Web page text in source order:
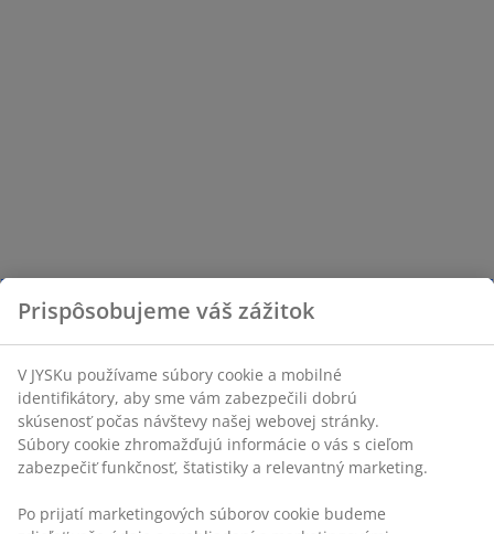
Prispôsobujeme váš zážitok
V JYSKu používame súbory cookie a mobilné
identifikátory, aby sme vám zabezpečili dobrú
skúsenosť počas návštevy našej webovej stránky.
Súbory cookie zhromažďujú informácie o vás s cieľom
zabezpečiť funkčnosť, štatistiky a relevantný marketing.
Po prijatí marketingových súborov cookie budeme